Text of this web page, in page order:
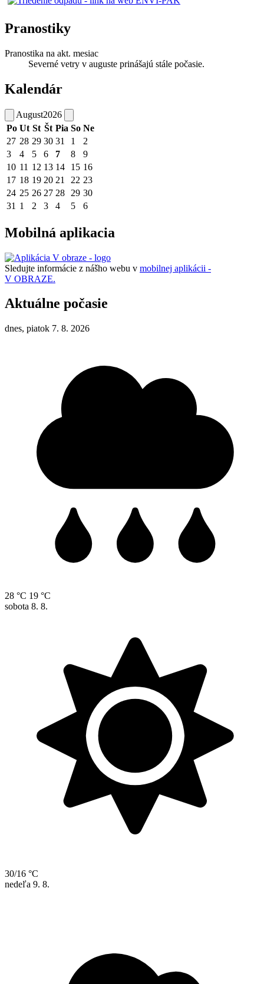
Pranostiky
Pranostika na akt. mesiac
Severné vetry v auguste prinášajú stále počasie.
Kalendár
August2026
Po Ut St Št Pia So Ne
27 28 29 30 31 1
2
3
4 5 6 7 8
9
10 11 12 13 14 15 16
17 18 19 20 21 22 23
24 25 26 27 28 29 30
31 1 2 3 4 5 6
Mobilná aplikacia
Sledujte informácie z nášho webu v mobilnej aplikácii -
V OBRAZE.
Aktuálne počasie
dnes, piatok 7. 8. 2026
28 °C 19 °C
sobota 8. 8.
30/16 °C
nedeľa 9. 8.